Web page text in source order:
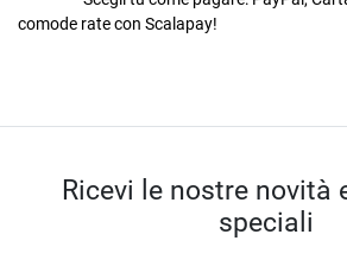
comode rate con Scalapay!
Ricevi le nostre novità
speciali